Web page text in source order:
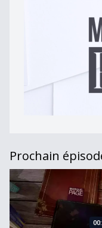
Prochain
Marque-page -